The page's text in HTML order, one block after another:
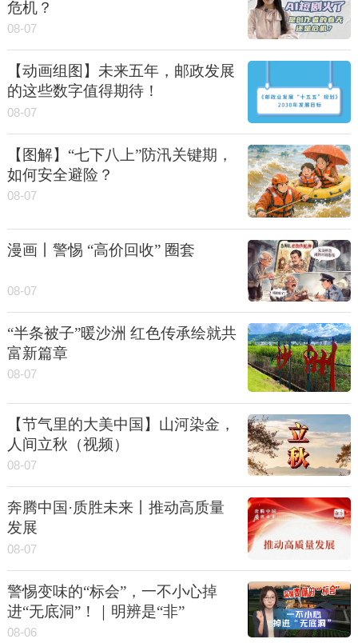
危机？
08-07
【动画组图】未来五年，邮政发展
的这些数字值得期待！
08-07
【图解】“七下八上”防汛关键期，
如何安全避险？
08-07
漫画丨警惕 “高价回收” 圈套
08-07
“半条被子”暖沙洲 红色传承绘就共
富新篇章
08-07
【节气里的大美中国】山河染金，
人间立秋（视频）
08-07
奔腾中国·质胜未来丨推动高质量
发展
08-07
警惕变味的“标会”，一不小心掉
进“无底洞”！｜明辨是“非”
08-06